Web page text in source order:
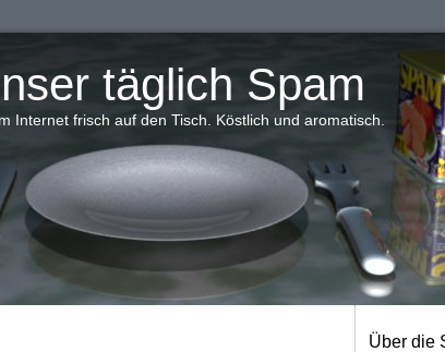
täglich Spam
Internet frisch auf den Tisch. Köstlich und aromatisch.
Über die